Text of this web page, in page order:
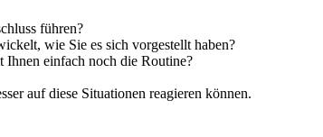
führen?
wie Sie es sich vorgestellt haben?
einfach noch die Routine?
auf diese Situationen reagieren können.